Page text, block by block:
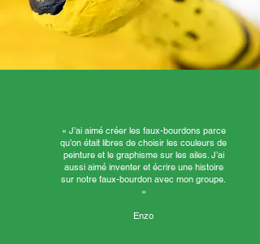
« J’ai aimé créer les faux-bourdons parce
qu’on était libres de choisir les couleurs de
peinture et le graphisme sur les ailes. J’ai
aussi aimé inventer et écrire une histoire
sur notre faux-bourdon avec mon groupe.
»
Enzo